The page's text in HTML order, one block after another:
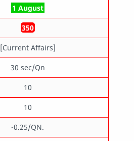
1 August
350
[Current Affairs]
30 sec/Qn
10
10
-0.25/QN.